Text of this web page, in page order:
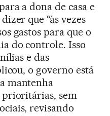
a dona de casa e
que “às vezes
gastos para que o
do controle. Isso
e das
o governo está
mantenha
prioritárias, sem
revisando